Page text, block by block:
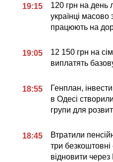
19:15
120 грн на день
українці масово
працюють на
19:05
12 150 грн на
виплатять
18:55
Генплан,
в Одесі
групи для
18:45
Втратили
три безкоштовні
відновити